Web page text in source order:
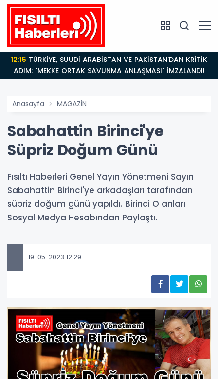
12:15
ADIM: "MEKKE ORTAK SAVUNMA ANLAŞMASI" İMZALANDI!
Anasayfa MAGAZİN
Sabahattin Birinci'ye
Süpriz Doğum Günü
Fısıltı Haberleri Genel Yayın Yönetmeni Sayın
Sabahattin Birinci'ye arkadaşları tarafından
süpriz doğum günü yapıldı. Birinci O anları
Sosyal Medya Hesabından Paylaştı.
19-05-2023 12:29